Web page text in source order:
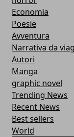
Economia
Poesie
Avventura
Narrativa da
Autori
Manga
graphic novel
Trending News
Recent News
Best sellers
World